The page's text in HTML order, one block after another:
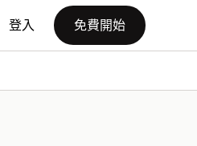
登入 免費開始